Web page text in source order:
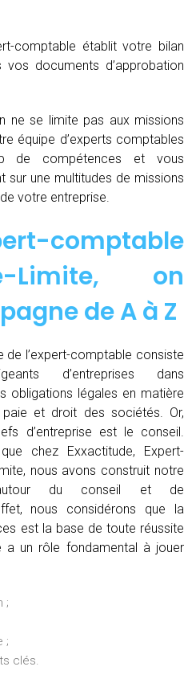
comptable établit votre bilan
documents d’approbation
ne se limite pas aux missions
équipe d’experts comptables
de compétences et vous
une multitudes de missions
votre entreprise.
comptable
Limite, on
deA à Z
de l’expert-comptable consiste
d’entreprises dans
obligations légales en matière
et droit des sociétés. Or,
d’entreprise est le conseil.
chez Exxactitude, Expert-
nous avons construit notre
du conseil et de
nous considérons que la
est la base de toute réussite
a un rôle fondamental à jouer
;
;
clés.